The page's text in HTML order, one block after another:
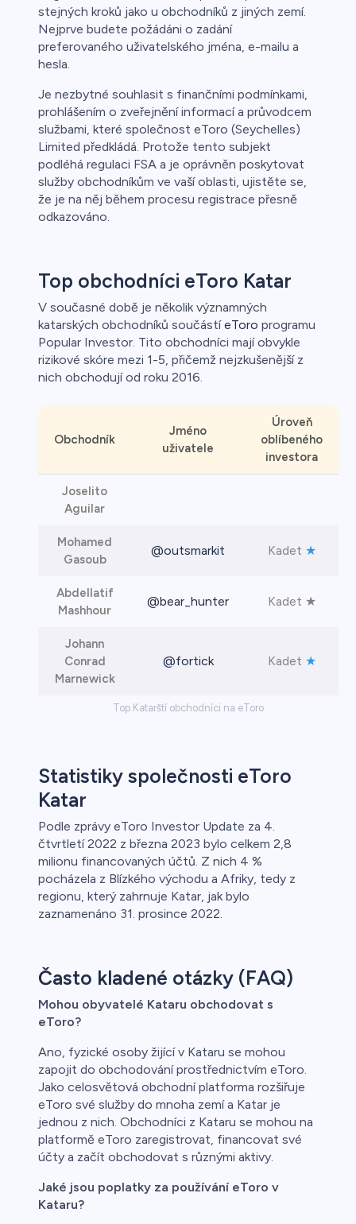
stejných kroků jako u obchodníků z jiných zemí.
Nejprve budete požádáni o zadání
preferovaného uživatelského jména, e-mailu a
hesla.
Je nezbytné souhlasit s finančními podmínkami,
prohlášením o zveřejnění informací a průvodcem
službami, které společnost eToro (Seychelles)
Limited předkládá. Protože tento subjekt
podléhá regulaci FSA a je oprávněn poskytovat
služby obchodníkům ve vaší oblasti, ujistěte se,
že je na něj během procesu registrace přesně
odkazováno.
Top obchodníci eToro Katar
V současné době je několik významných
katarských obchodníků součástíeToro programu
Popular Investor. Tito obchodníci mají obvykle
rizikové skóre mezi 1-5, přičemž nejzkušenější z
nich obchodují od roku 2016.
Top Katarští obchodníci na eToro
Obchodník
Jméno
uživatele
Úroveň
oblíbeného
investora
Joselito
Aguilar
Mohamed
Gasoub
@outsmarkit Kadet ★
Abdellatif
Mashhour
@bear_hunter Kadet ★
Johann
Conrad
Marnewick
@fortick Kadet ★
Statistiky společnosti eToro
Katar
Podle zprávy eToro Investor Update za 4.
čtvrtletí 2022 z března 2023 bylo celkem 2,8
milionu financovaných účtů. Z nich 4 %
pocházela z Blízkého východu a Afriky, tedy z
regionu, který zahrnuje Katar, jak bylo
zaznamenáno 31. prosince 2022.
Často kladené otázky (FAQ)
Mohou obyvatelé Kataru obchodovat s
eToro?
Ano, fyzické osoby žijící v Kataru se mohou
zapojit do obchodování prostřednictvím eToro.
Jako celosvětová obchodní platforma rozšiřuje
eToro své služby do mnoha zemí a Katar je
jednou z nich. Obchodníci z Kataru se mohou na
platformě eToro zaregistrovat, financovat své
účty a začít obchodovat s různými aktivy.
Jaké jsou poplatky za používání eToro v
Kataru?